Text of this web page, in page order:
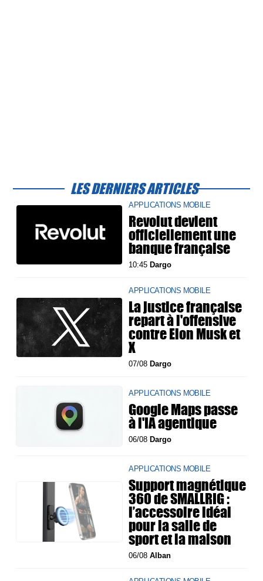
LES DERNIERS ARTICLES
APPLICATIONS MOBILE
Revolut devient
officiellement une
banque française
10:45 Dargo
APPLICATIONS MOBILE
La justice française
repart à l'offensive
contre Elon Musk et
X
07/08 Dargo
APPLICATIONS MOBILE
Google Maps passe
à l'IA agentique
06/08 Dargo
APPLICATIONS MOBILE
Support magnétique
360 de SMALLRIG :
l’accessoire idéal
pour la salle de
sport et la maison
06/08Alban